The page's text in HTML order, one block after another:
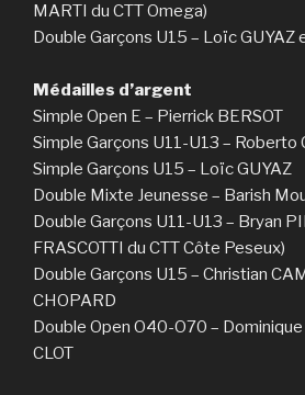
MARTI du CTT Omega)
Double Garçons U15 – Loïc GUYAZ
Médailles d’argent
Simple Open E – Pierrick BERSOT
Simple Garçons U11-U13 – Roberto
Simple Garçons U15 – Loïc GUYAZ
Double Mixte Jeunesse – Barish
Double Garçons U11-U13 – Bryan
FRASCOTTI du CTT Côte Peseux)
Double Garçons U15 – Christian
CHOPARD
Double Open O40-O70 –
CLOT